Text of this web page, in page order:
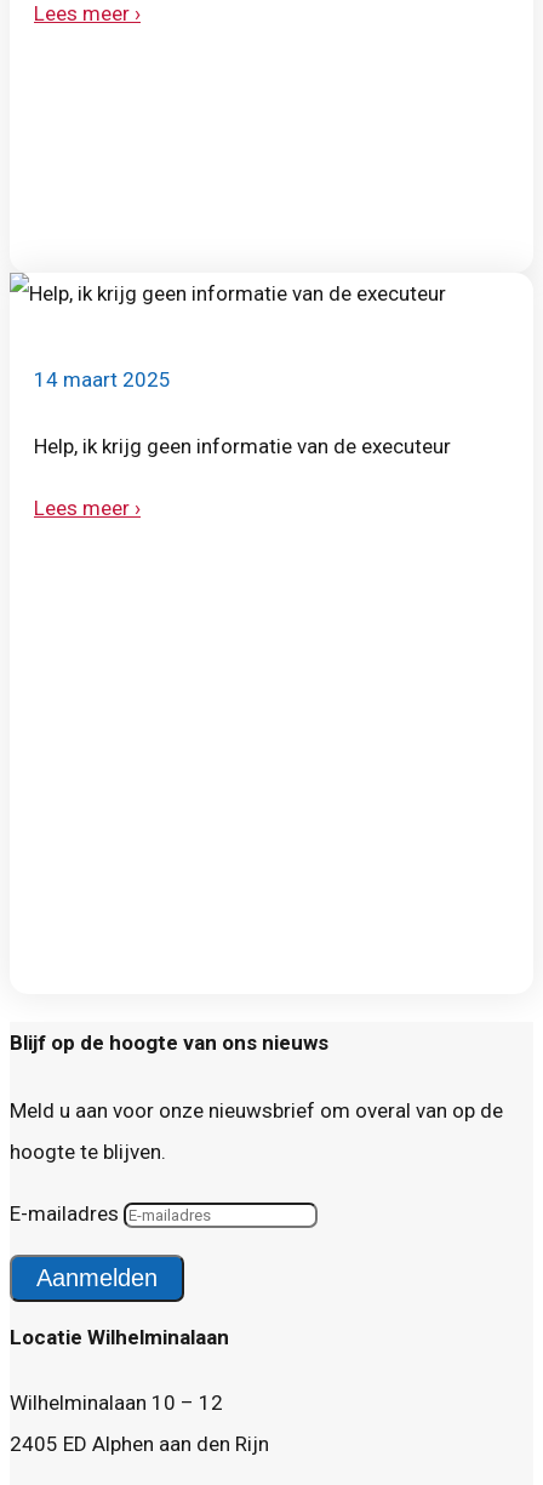
Lees meer ›
14 maart 2025
Help, ik krijg geen informatie van de executeur
Lees meer ›
Blijf op de hoogte van ons nieuws
Meld u aan voor onze nieuwsbrief om overal van op de
hoogte te blijven.
E-mailadres
Aanmelden
Locatie Wilhelminalaan
Wilhelminalaan 10 – 12
2405 ED Alphen aan den Rijn